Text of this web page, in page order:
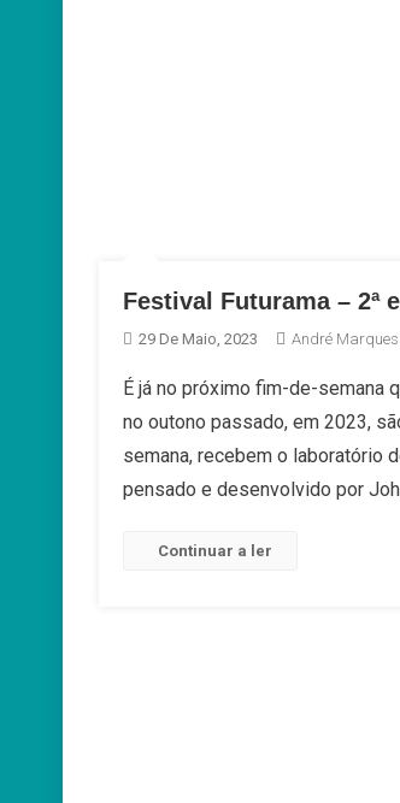
Festival Futurama – 2ª
29 De Maio, 2023 André Marques
É já no próximo fim-de-semana
no outono passado, em 2023,
semana, recebem o laboratório
pensado e desenvolvido por
Continuar a ler